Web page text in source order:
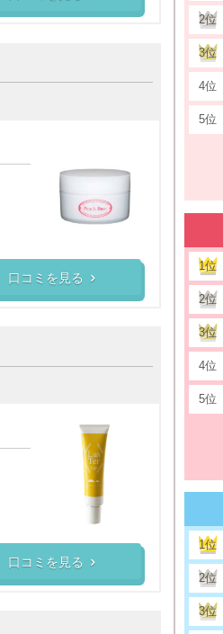
口コミを見る 
口コミを見る 
2位
3位
4位
5位
1位
2位
3位
4位
5位
1位
2位
3位